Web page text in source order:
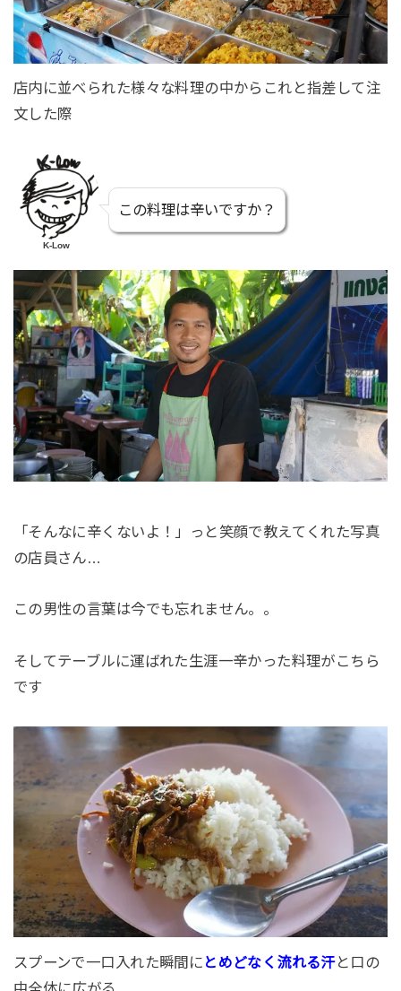
店内に並べられた様々な料理の中からこれと指差して注
文した際
K-Low
この料理は辛いですか？
「そんなに辛くないよ！」っと笑顔で教えてくれた写真
の店員さん…
この男性の言葉は今でも忘れません。。
そしてテーブルに運ばれた生涯一辛かった料理がこちら
です
スプーンで一口入れた瞬間に とめどなく流れる汗と口の